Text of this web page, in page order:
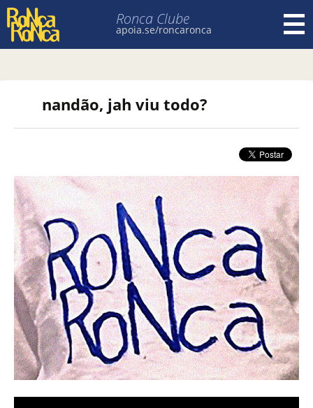
Ronca Clube
apoia.se/roncaronca
nandão, jah viu todo?